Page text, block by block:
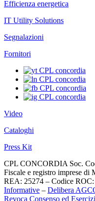
Efficienza energetica
IT Utility Solutions
Segnalazioni
Fornitori
Video
Cataloghi
Press Kit
CPL CONCORDIA Soc.
Fiscale e registro imprese di
REA: 25274 – Codice
Informative – Delibera
Revoca Consenso ed